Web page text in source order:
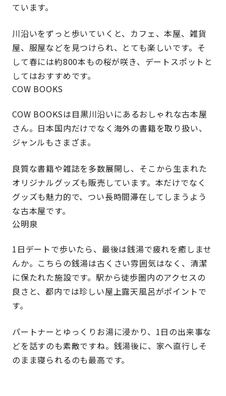
ています。
川沿いをずっと歩いていくと、カフェ、本屋、雑貨
屋、服屋などを見つけられ、とても楽しいです。そ
して春には約800本もの桜が咲き、デートスポットと
してはおすすめです。
COW BOOKS
COW BOOKSは目黒川沿いにあるおしゃれな古本屋
さん。日本国内だけでなく海外の書籍を取り扱い、
ジャンルもさまざま。
良質な書籍や雑誌を多数展開し、そこから生まれた
オリジナルグッズも販売しています。本だけでなく
グッズも魅力的で、つい長時間滞在してしまうよう
な古本屋です。
公明泉
1日デートで歩いたら、最後は銭湯で疲れを癒しませ
んか。こちらの銭湯は古くさい雰囲気はなく、清潔
に保たれた施設です。駅から徒歩圏内のアクセスの
良さと、都内では珍しい屋上露天風呂がポイントで
す。
パートナーとゆっくりお湯に浸かり、1日の出来事な
どを話すのも素敵ですね。銭湯後に、家へ直行しそ
のまま寝られるのも最高です。